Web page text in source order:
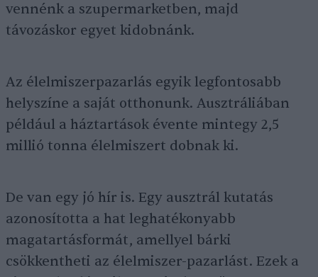
vennénk a szupermarketben, majd
távozáskor egyet kidobnánk.
Az élelmiszerpazarlás egyik legfontosabb
helyszíne a saját otthonunk. Ausztráliában
például a háztartások évente mintegy 2,5
millió tonna élelmiszert dobnak ki.
De van egy jó hír is. Egy ausztrál kutatás
azonosította a hat leghatékonyabb
magatartásformát, amellyel bárki
csökkentheti az élelmiszer-pazarlást. Ezek a